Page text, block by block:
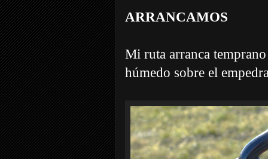
ARRANCAMOS
Mi ruta arranca
húmedo sobre el